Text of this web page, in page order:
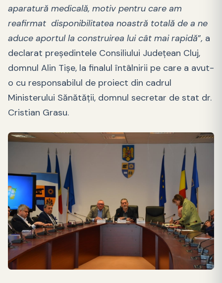
aparatură medicală, motiv pentru care am
reafirmat disponibilitatea noastră totală de a ne
aduce aportul la construirea lui cât mai rapidă”, a
declarat preşedintele Consiliului Judeţean Cluj,
domnul Alin Tişe, la finalul întâlnirii pe care a avut-
o cu responsabilul de proiect din cadrul
Ministerului Sănătăţii, domnul secretar de stat dr.
Cristian Grasu.